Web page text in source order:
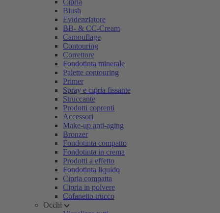
Cipria
Blush
Evidenziatore
BB- & CC-Cream
Camouflage
Contouring
Correttore
Fondotinta minerale
Palette contouring
Primer
Spray e cipria fissante
Struccante
Prodotti coprenti
Accessori
Make-up anti-aging
Bronzer
Fondotinta compatto
Fondotinta in crema
Prodotti a effetto
Fondotinta liquido
Cipria compatta
Cipria in polvere
Cofanetto trucco
Occhi